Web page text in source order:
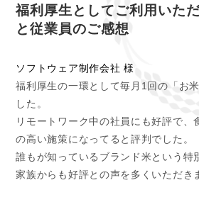
福利厚生としてご利用いた
と従業員のご感想
ソフトウェア制作会社 様
福利厚生の一環として毎月1回の「お
した。
リモートワーク中の社員にも好評で、
の高い施策になってると評判でした。
誰もが知っているブランド米という特
家族からも好評との声を多くいただき